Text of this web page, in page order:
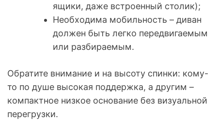
ящики, даже встроенный столик);
Необходима мобильность – диван
должен быть легко передвигаемым
или разбираемым.
Обратите внимание и на высоту спинки: кому-
то по душе высокая поддержка, а другим –
компактное низкое основание без визуальной
перегрузки.